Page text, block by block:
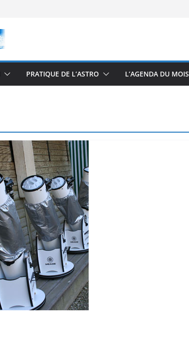
PRATIQUE DE L’ASTRO L’AGENDA DU MOIS